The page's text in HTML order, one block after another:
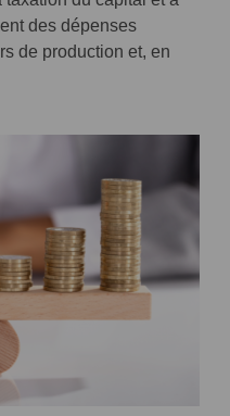
des dépenses
de production et, en